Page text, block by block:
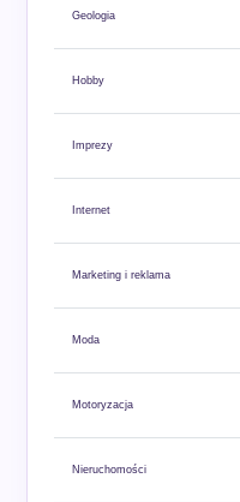
Geologia
Hobby
Imprezy
Internet
Marketing i reklama
Moda
Motoryzacja
Nieruchomości